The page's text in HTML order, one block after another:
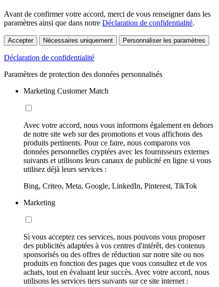
Avant de confirmer votre accord, merci de vous renseigner dans les
paramètres ainsi que dans notre Déclaration de confidentialité.
Accepter Nécessaires uniquement Personnaliser les paramètres
Déclaration de confidentialité
Paramètres de protection des données personnalisés
Marketing Customer Match
Avec votre accord, nous vous informons également en dehors
de notre site web sur des promotions et vous affichons des
produits pertinents. Pour ce faire, nous comparons vos
données personnelles cryptées avec les fournisseurs externes
suivants et utilisons leurs canaux de publicité en ligne si vous
utilisez déjà leurs services :
Bing, Criteo, Meta, Google, LinkedIn, Pinterest, TikTok
Marketing
Si vous acceptez ces services, nous pouvons vous proposer
des publicités adaptées à vos centres d'intérêt, des contenus
sponsorisés ou des offres de réduction sur notre site ou nos
produits en fonction des pages que vous consultez et de vos
achats, tout en évaluant leur succès. Avec votre accord, nous
utilisons les services tiers suivants sur ce site internet :